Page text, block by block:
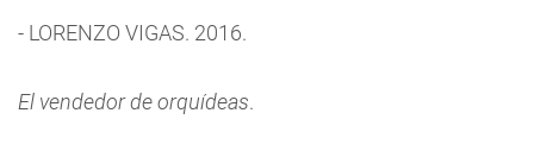
- LORENZO VIGAS. 2016.
El vendedor de orquídeas.